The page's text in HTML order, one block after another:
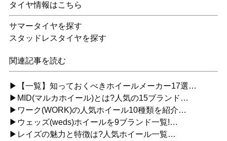
タイヤ情報はこちら
サマータイヤを探す
スタッドレスタイヤを探す
関連記事を読む
▶【一覧】知っておくべきホイールメーカー17選…
▶MID(マルカホイール)とは?人気の15ブランド…
▶ワーク(WORK)の人気ホイール10種類を紹介…
▶ウェッズ(weds)ホイールを9ブランド一覧!…
▶レイズの魅力と特徴は?人気ホイール一覧…